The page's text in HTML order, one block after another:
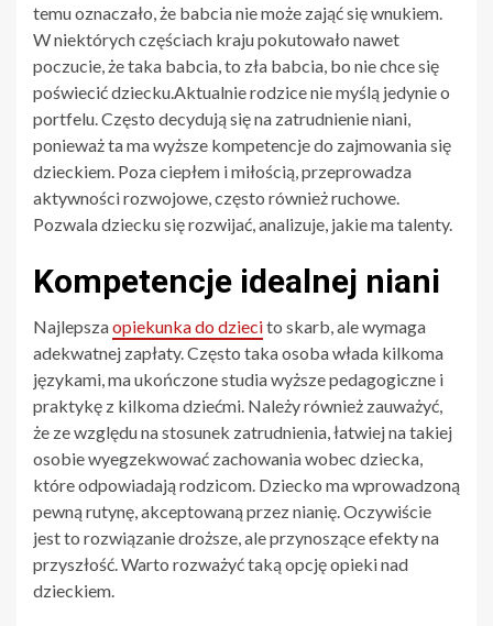
temu oznaczało, że babcia nie może zająć się wnukiem.
W niektórych częściach kraju pokutowało nawet
poczucie, że taka babcia, to zła babcia, bo nie chce się
poświecić dziecku.Aktualnie rodzice nie myślą jedynie o
portfelu. Często decydują się na zatrudnienie niani,
ponieważ ta ma wyższe kompetencje do zajmowania się
dzieckiem. Poza ciepłem i miłością, przeprowadza
aktywności rozwojowe, często również ruchowe.
Pozwala dziecku się rozwijać, analizuje, jakie ma talenty.
Kompetencje idealnej niani
Najlepszaopiekunka do dziecito skarb, ale wymaga
adekwatnej zapłaty. Często taka osoba włada kilkoma
językami, ma ukończone studia wyższe pedagogiczne i
praktykę z kilkoma dziećmi. Należy również zauważyć,
że ze względu na stosunek zatrudnienia, łatwiej na takiej
osobie wyegzekwować zachowania wobec dziecka,
które odpowiadają rodzicom. Dziecko ma wprowadzoną
pewną rutynę, akceptowaną przez nianię. Oczywiście
jest to rozwiązanie droższe, ale przynoszące efekty na
przyszłość. Warto rozważyć taką opcję opieki nad
dzieckiem.